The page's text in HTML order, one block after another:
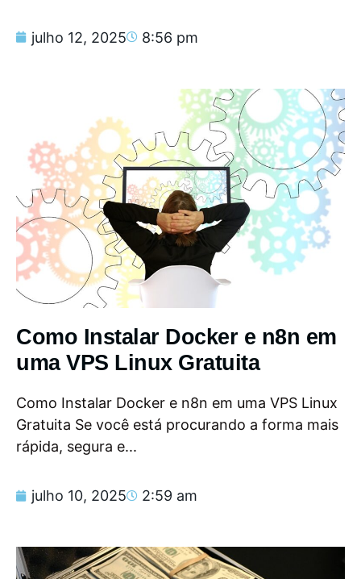
julho 12, 2025 8:56 pm
Como Instalar Docker e n8n em
uma VPS Linux Gratuita
Como Instalar Docker e n8n em uma VPS Linux
Gratuita Se você está procurando a forma mais
rápida, segura e...
julho 10, 2025 2:59 am